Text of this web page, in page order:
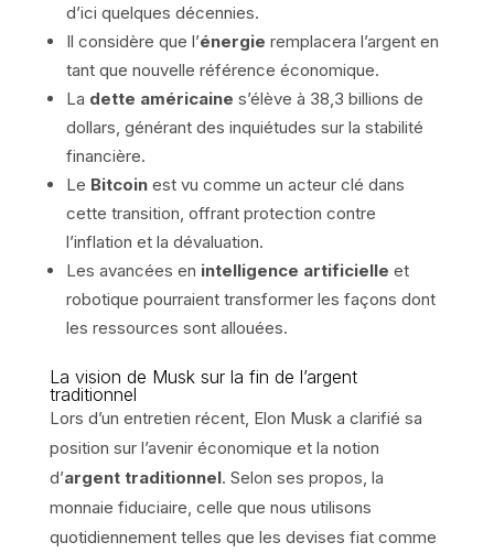
d’ici quelques décennies.
Il considère que l’énergie remplacera l’argent en
tant que nouvelle référence économique.
La dette américaine s’élève à 38,3 billions de
dollars, générant des inquiétudes sur la stabilité
financière.
Le Bitcoinest vu comme un acteur clé dans
cette transition, offrant protection contre
l’inflation et la dévaluation.
Les avancées en intelligence artificielle et
robotique pourraient transformer les façons dont
les ressources sont allouées.
La vision de Musk sur la fin de l’argent
traditionnel
Lors d’un entretien récent, Elon Musk a clarifié sa
position sur l’avenir économique et la notion
d’argent traditionnel. Selon ses propos, la
monnaie fiduciaire, celle que nous utilisons
quotidiennement telles que les devises fiat comme